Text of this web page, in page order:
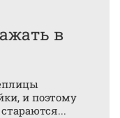
в
и поэтому